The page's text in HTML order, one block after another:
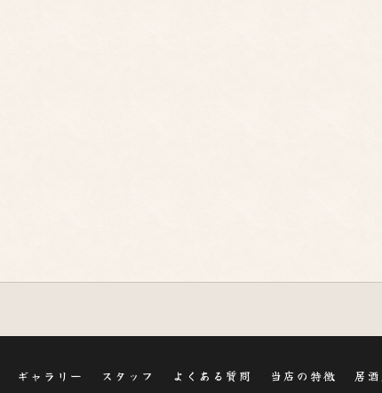
ギャラリー スタッフ よくある質問 当店の特徴 居酒